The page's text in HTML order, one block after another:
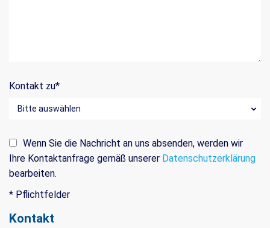
Kontakt zu*
Wenn Sie die Nachricht an uns absenden, werden wir
Ihre Kontaktanfrage gemäß unserer Datenschutzerklärung
bearbeiten.
* Pflichtfelder
Kontakt